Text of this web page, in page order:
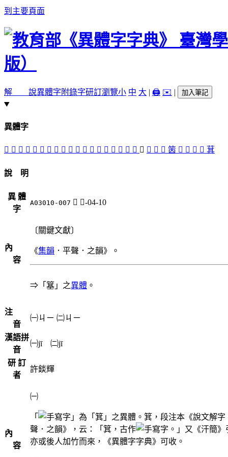
到主要頁面
解 說異體字 附錄字研訂瀏覽小 中 大 | 🖨️ ✉️ | 加入筆記
異體字
󴒯 𠀮 𠔋 𠔐 󴒬 𠔛 𠔝 󴒮 𠥊 𠥩 𠴩 󴒩 𠷛 󴒱 𡿸 󴒨 󴒫 𠀠 𥫚 𥫶 󴒲 󴒰 󴒴 䇧 󴒭 𦋊 󴒳 󴒪 萁
說 明
異 體
字
A03010-007 𥫶 竹-04-10
內
容
〔關鍵文獻〕
《集韻 ．平聲．之韻》。
⇒「簊」之異體 。
注
音
㈠ㄐㄧ ㈡ㄐㄧ
漢語拼
音
㈠jī ㈡jī
研 訂
者
許錟輝
內
容
㈠
「 」為「箕」之異體。箕，段注本《說文解
聲．之韻》，云：「箕，古作
。」又《汗簡
亦或後人加竹而來，《異體字字典》可收。